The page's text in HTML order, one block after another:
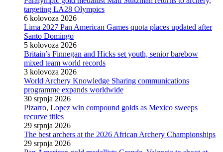
targeting LA28 Olympics
6 kolovoza 2026
Lima 2027 Pan American Games quota places updated after
Santo Domingo
5 kolovoza 2026
Britain’s Finnegan and Hicks set youth, senior barebow
mixed team world records
3 kolovoza 2026
World Archery Knowledge Sharing communications
programme expands worldwide
30 srpnja 2026
Pizarro, Lopez win compound golds as Mexico sweeps
recurve titles
29 srpnja 2026
The best archers at the 2026 African Archery Championships
29 srpnja 2026